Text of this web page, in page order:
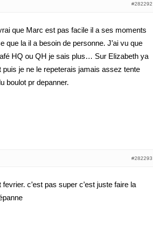
#282292
que Marc est pas facile il a ses moments
que la il a besoin de personne. J’ai vu que
HQ ou QH je sais plus… Sur Elizabeth ya
je ne le repeterais jamais assez tente
boulot pr depanner.
#282293
c’est pas super c’est juste faire la